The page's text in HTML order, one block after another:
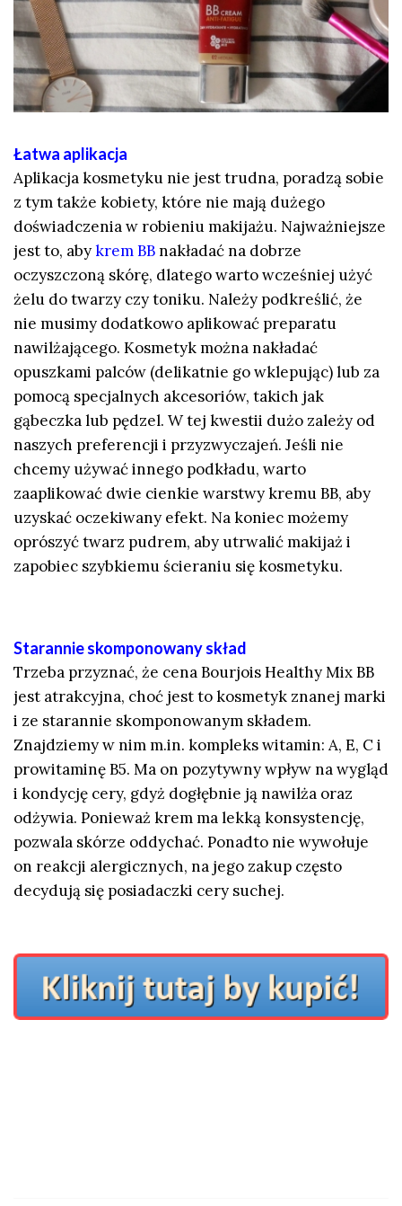
Łatwa aplikacja
Aplikacja kosmetyku nie jest trudna, poradzą sobie
z tym także kobiety, które nie mają dużego
doświadczenia w robieniu makijażu. Najważniejsze
jest to, abykrem BBnakładać na dobrze
oczyszczoną skórę, dlatego warto wcześniej użyć
żelu do twarzy czy toniku. Należy podkreślić, że
nie musimy dodatkowo aplikować preparatu
nawilżającego. Kosmetyk można nakładać
opuszkami palców (delikatnie go wklepując) lub za
pomocą specjalnych akcesoriów, takich jak
gąbeczka lub pędzel. W tej kwestii dużo zależy od
naszych preferencji i przyzwyczajeń. Jeśli nie
chcemy używać innego podkładu, warto
zaaplikować dwie cienkie warstwy kremu BB, aby
uzyskać oczekiwany efekt. Na koniec możemy
oprószyć twarz pudrem, aby utrwalić makijaż i
zapobiec szybkiemu ścieraniu się kosmetyku.
Starannie skomponowany skład
Trzeba przyznać, że cena Bourjois Healthy Mix BB
jest atrakcyjna, choć jest to kosmetyk znanej marki
i ze starannie skomponowanym składem.
Znajdziemy w nim m.in. kompleks witamin: A, E, C i
prowitaminę B5. Ma on pozytywny wpływ na wygląd
i kondycję cery, gdyż dogłębnie ją nawilża oraz
odżywia. Ponieważ krem ma lekką konsystencję,
pozwala skórze oddychać. Ponadto nie wywołuje
on reakcji alergicznych, na jego zakup często
decydują się posiadaczki cery suchej.